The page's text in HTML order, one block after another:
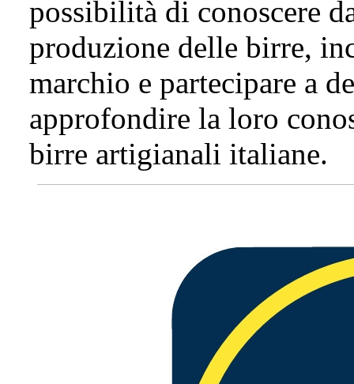
possibilità di conoscere
produzione delle birre,
marchio e partecipare a
approfondire la loro
birre artigianali italiane.